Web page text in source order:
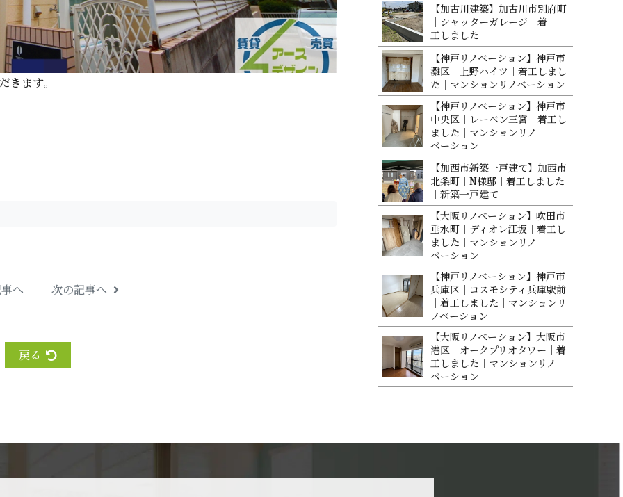
ま す 。
へ 次の記事へ
戻る
【加古川建築】加古川市別府町
｜シャッターガレージ｜着
工 し ま し た
【神戸リノベーション】神戸市
灘区｜上野ハイツ｜着工しまし
た｜マンションリノベ ー シ ョ ン
【神戸リノベーション】神戸市
中央区｜レーベン三宮｜着工し
ました｜マンションリノ
ベ ー シ ョ ン
【加西市新築一戸建て】加西市
北条町｜N様邸｜着工しました
｜新築 一 戸 建 て
【大阪リノベーション】吹田市
垂水町｜ディオレ江坂｜着工し
ました｜マンションリノ
ベ ー シ ョ ン
【神戸リノベーション】神戸市
兵庫区｜コスモシティ兵庫駅前
｜着工しました｜マンションリ
ノベ ー シ ョ ン
【大阪リノベーション】大阪市
港区｜オークプリオタワー｜着
工しました｜マンションリノ
ベ ー シ ョ ン